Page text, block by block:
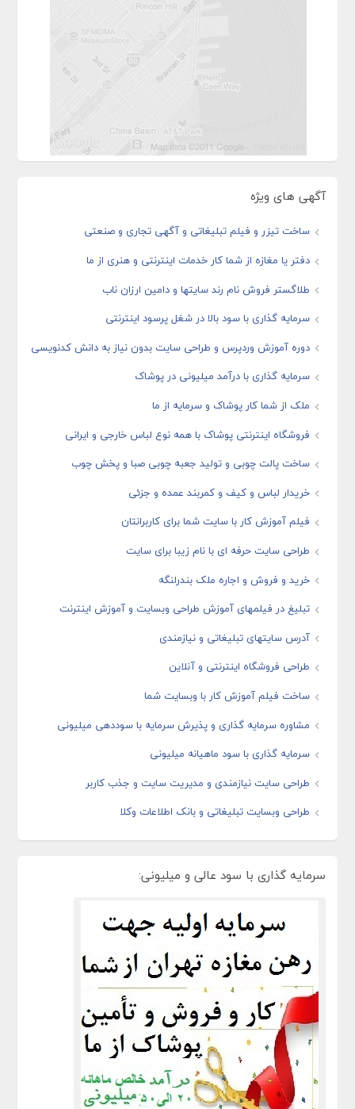
آگهی های ویژه
ساخت تیزر و فیلم تبلیغاتی و آگهی تجاری و صنعتی
دفتر یا مغازه از شما کار خدمات اینترنتی و هنری از ما
طلاگستر فروش نام رند سایتها و دامین ارزان ناب
سرمایه گذاری با سود بالا در شغل پرسود اینترنتی
دوره آموزش وردپرس و طراحی سایت بدون نیاز به دانش کدنویسی
سرمایه گذاری با درآمد میلیونی در پوشاک
ملک از شما کار پوشاک و سرمایه از ما
فروشگاه اینترنتی پوشاک با همه نوع لباس خارجی و ایرانی
ساخت پالت چوبی و تولید جعبه چوبی صبا و پخش چوب
خریدار لباس و کیف و کمربند عمده و جزئی
فیلم آموزش کار با سایت شما برای کاربرانتان
طراحی سایت حرفه ای با نام زیبا برای سایت
خرید و فروش و اجاره ملک بندرلنگه
تبلیغ در فیلمهای آموزش طراحی وبسایت و آموزش اینترنت
آدرس سایتهای تبلیغاتی و نیازمندی
طراحی فروشگاه اینترنتی و آنلاین
ساخت فیلم آموزش کار با وبسایت شما
مشاوره سرمایه گذاری و پذیرش سرمایه با سوددهی میلیونی
سرمایه گذاری با سود ماهیانه میلیونی
طراحی سایت نیازمندی و مدیریت سایت و جذب کاربر
طراحی وبسایت تبلیغاتی و بانک اطلاعات وکلا
سرمایه گذاری با سود عالی و میلیونی: